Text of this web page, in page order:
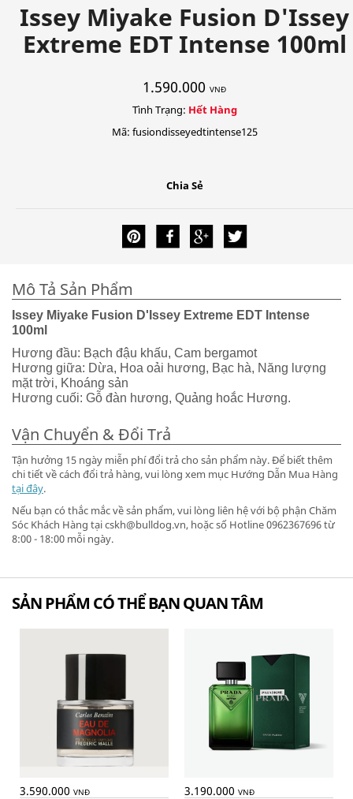
Issey Miyake Fusion D'Issey
Extreme EDT Intense 100ml
1.590.000 VNĐ
Tình Trạng: Hết Hàng
Mã: fusiondisseyedtintense125
Chia Sẻ
Mô Tả Sản Phẩm
Issey Miyake Fusion D'Issey Extreme EDT Intense
100ml
Hương đầu: Bạch đậu khấu, Cam bergamot
Hương giữa: Dừa, Hoa oải hương, Bạc hà, Năng lượng
mặt trời, Khoáng sản
Hương cuối: Gỗ đàn hương, Quảng hoắc Hương.
Vận Chuyển & Đổi Trả
Tận hưởng 15 ngày miễn phí đổi trả cho sản phẩm này. Để biết thêm
chi tiết về cách đổi trả hàng, vui lòng xem mục Hướng Dẫn Mua Hàng
tại đây.
Nếu bạn có thắc mắc về sản phẩm, vui lòng liên hệ với bộ phận Chăm
Sóc Khách Hàng tại cskh@bulldog.vn, hoặc số Hotline 0962367696 từ
8:00 - 18:00 mỗi ngày.
SẢN PHẨM CÓ THỂ BẠN QUAN TÂM
3.590.000 VNĐ 3.190.000 VNĐ